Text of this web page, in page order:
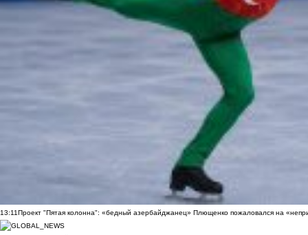
13:11Проект "Пятая колонна": «бедный азербайджанец» Плющенко пожаловался на